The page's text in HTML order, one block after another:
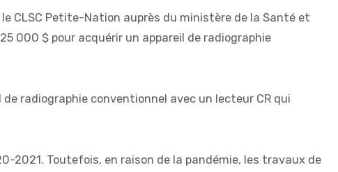
CLSC Petite-Nation auprès du ministère de la Santé et
000 $ pour acquérir un appareil de radiographie
radiographie conventionnel avec un lecteur CR qui
2021. Toutefois, en raison de la pandémie, les travaux de